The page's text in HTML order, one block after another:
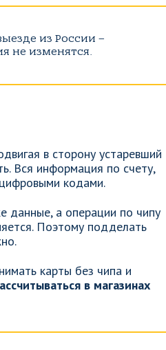
из России –
не изменятся.
в сторону устаревший
Вся информация по счету,
кодами.
данные, а операции по чипу
Поэтому подделать
карты без чипа и
в магазинах